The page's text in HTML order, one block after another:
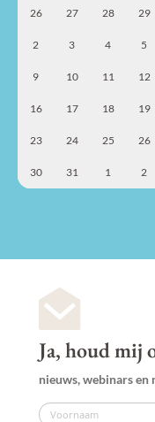
26 27 28 29
2 3 4 5
9 10 11 12
16 17 18 19
23 24 25 26
30 31 1 2
Ja, houd mij
nieuws, webinars en